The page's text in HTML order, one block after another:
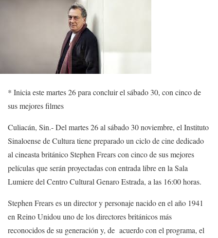
* Inicia este martes 26 para concluir el sábado 30, con cincode
sus mejoresfilmes
Culiacán, Sin.-Del martes26 al sábado 30 noviembre, el Instituto
Sinaloense de Cultura tiene preparado un ciclo de cinededicado
al cineasta británicoStephen Frearscon cinco de sus mejores
películas que serán proyectadas con entrada libre en la Sala
Lumiere del Centro Cultural Genaro Estrada, a las 16:00 horas.
Stephen Frearses un director y personaje nacido en el año 1941
en Reino Unidou uno de los directores británicos más
reconocidos de su generación y, de acuerdo con el programa, el